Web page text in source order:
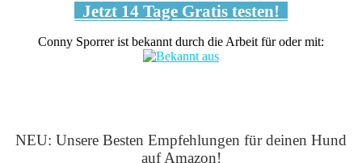
Jetzt 14 Tage Gratis testen!
Conny Sporrer ist bekannt durch die Arbeit für oder mit:
NEU: Unsere Besten Empfehlungen für deinen Hund
auf Amazon!